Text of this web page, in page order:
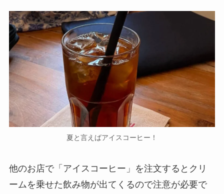
夏と言えばアイスコーヒー！
他のお店で「アイスコーヒー」を注文するとクリ
ームを乗せた飲み物が出てくるので注意が必要で